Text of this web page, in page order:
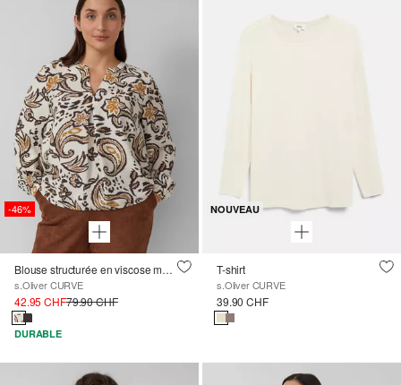
-46%
Blouse structurée en viscose mélangée avec un imprimé all-over
s.Oliver CURVE
42.95 CHF79.90 CHF
DURABLE
NOUVEAU
T-shirt
s.Oliver CURVE
39.90 CHF